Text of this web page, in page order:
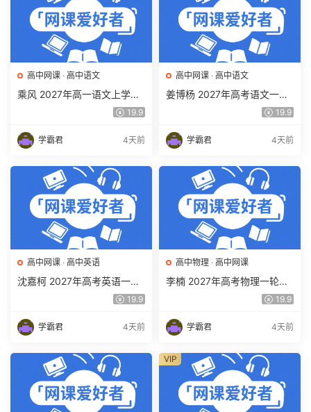
高中网课 · 高中语文
乘风 2027年高一语文上学期
网课教程 高一语文 暑假班视
19.9
学霸君 4天前
高中网课 · 高中语文
姜博杨 2027年高考语文一轮
复习网课教程 高三语文 上学
下载
19.9
学霸君 4天前
高中网课 · 高中英语
沈嘉柯 2027年高考英语一轮
复习网课教程 高三英语 上学
下载
19.9
学霸君 4天前
高中物理 · 高中网课
李楠 2027年高考物理一轮复
习网课教程 高三物理 上学期
载
19.9
学霸君 4天前
VIP